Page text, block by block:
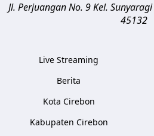
Jl. Perjuangan No. 9 Kel. Sunyaragi
45132
Live Streaming
Berita
Kota Cirebon
Kabupaten Cirebon